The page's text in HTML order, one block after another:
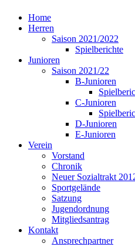
Home
Herren
Saison 2021/2022
Spielberichte
Junioren
Saison 2021/22
B-Junioren
C-Junioren
D-Junioren
E-Junioren
Verein
Vorstand
Chronik
Neuer Sozialtrakt
Sportgelände
Satzung
Jugendordnung
Mitgliedsantrag
Kontakt
Ansprechpartner